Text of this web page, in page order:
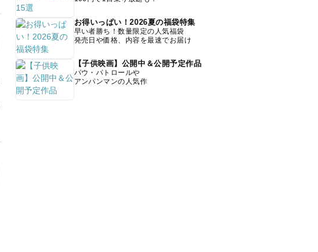
お得いっぱい！2026夏の福袋特集
早い者勝ち！数量限定の人気福袋
発売日や価格、内容を最速でお届け
【子供映画】公開中＆公開予定作品
パウ・パトロールや
アンパンマンの人気作